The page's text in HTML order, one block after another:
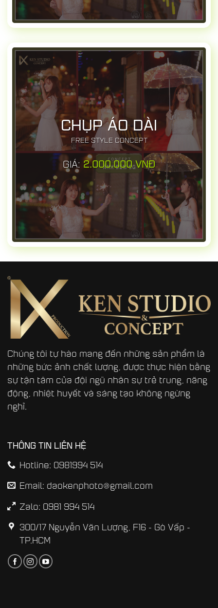
CHỤP ÁO DÀI
FREE STYLE CONCEPT
GIÁ: 2.000.000 VNĐ
Chúng tôi tự hào mang đến những sản phẩm là
những bức ảnh chất lượng, được thực hiện bằng
sự tận tâm của đội ngũ nhân sự trẻ trung, năng
động, nhiệt huyết và sáng tạo không ngừng
nghỉ.
THÔNG TIN LIÊN HỆ
Hotline: 0981994 514
Email: daokenphoto@gmail.com
Zalo: 0981 994 514
300/17 Nguyễn Văn Lượng, F16 - Gò Vấp -
TP.HCM